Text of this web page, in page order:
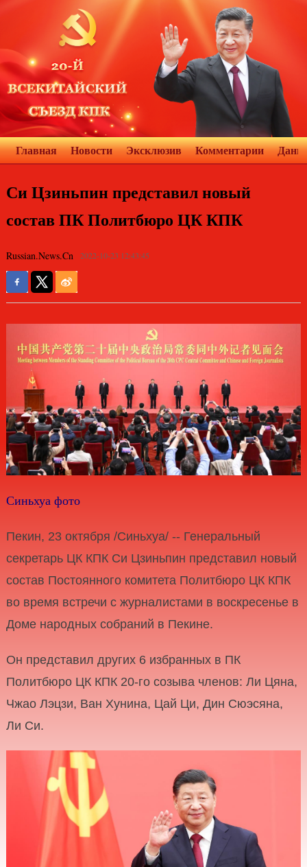
Главная Новости Эксклюзив Комментарии
Си Цзиньпин представил новый
состав ПК Политбюро ЦК КПК
Russian.News.Cn 2022-10-23 12:43:45
Синьхуа фото
Пекин, 23 октября /Синьхуа/ -- Генеральный
секретарь ЦК КПК Си Цзиньпин представил новый
состав Постоянного комитета Политбюро ЦК КПК
во время встречи с журналистами в воскресенье в
Доме народных собраний в Пекине.
Он представил других 6 избранных в ПК
Политбюро ЦК КПК 20-го созыва членов: Ли Цяна,
Чжао Лэцзи, Ван Хунина, Цай Ци, Дин Сюэсяна,
Ли Си.